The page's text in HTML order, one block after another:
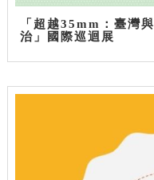
「超越35mm：臺灣
治」國際巡迴展